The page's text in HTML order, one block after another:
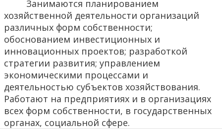
Занимаются планированием
хозяйственной деятельности организаций
различных форм собственности;
обоснованием инвестиционных и
инновационных проектов; разработкой
стратегии развития; управлением
экономическими процессами и
деятельностью субъектов хозяйствования.
Работают на предприятиях и в организациях
всех форм собственности, в государственных
органах, социальной сфере.